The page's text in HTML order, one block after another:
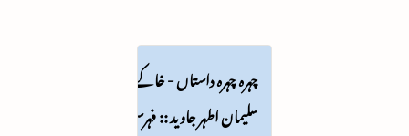
چہرہ چہرہ داستاں - خاکے از
سلیمان اطہر جاوید :: فہرست